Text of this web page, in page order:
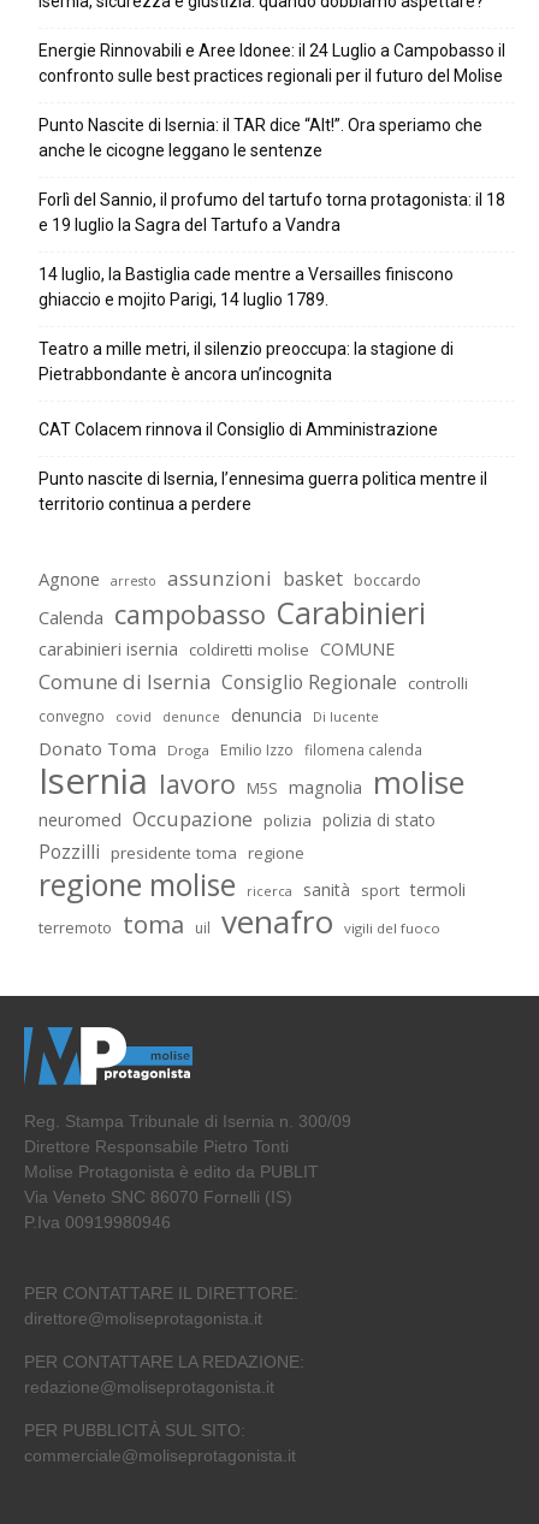
Energie Rinnovabili e Aree Idonee: il 24 Luglio a Campobasso il
confronto sulle best practices regionali per il futuro del Molise
Punto Nascite di Isernia: il TAR dice “Alt!”. Ora speriamo che
anche le cicogne leggano le sentenze
Forlì del Sannio, il profumo del tartufo torna protagonista: il 18
e 19 luglio la Sagra del Tartufo a Vandra
14 luglio, la Bastiglia cade mentre a Versailles finiscono
ghiaccio e mojito Parigi, 14 luglio 1789.
Teatro a mille metri, il silenzio preoccupa: la stagione di
Pietrabbondante è ancora un’incognita
CAT Colacem rinnova il Consiglio di Amministrazione
Punto nascite di Isernia, l’ennesima guerra politica mentre il
territorio continua a perdere
Agnone arresto assunzioni basket boccardo
Calenda campobasso Carabinieri
carabinieri isernia coldiretti molise COMUNE
Comune di Isernia Consiglio Regionale controlli
convegno covid denunce denuncia Di lucente
Donato Toma Droga Emilio Izzo filomena calenda
Isernia lavoro M5S magnolia molise
neuromed Occupazione polizia polizia di stato
Pozzilli presidente toma regione
regione molise ricerca sanità sport termoli
terremoto toma uil venafro vigili del fuoco
Reg. Stampa Tribunale di Isernia n. 300/09
Direttore Responsabile Pietro Tonti
Molise Protagonista è edito da PUBLIT
Via Veneto SNC 86070 Fornelli (IS)
P.Iva 00919980946
PER CONTATTARE IL DIRETTORE:
direttore@moliseprotagonista.it
PER CONTATTARE LA REDAZIONE:
redazione@moliseprotagonista.it
PER PUBBLICITÀ SUL SITO:
commerciale@moliseprotagonista.it